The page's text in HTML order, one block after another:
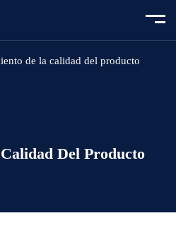
de la calidad del producto
Del Producto